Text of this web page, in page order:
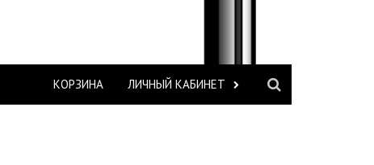
КОРЗИНА ЛИЧНЫЙ КАБИНЕТ